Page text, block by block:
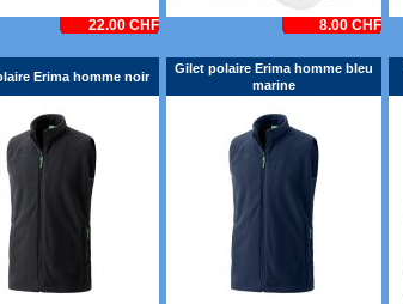
22.00 CHF 8.00 CHF
Erima homme noir
Gilet polaire Erima homme bleu
marine